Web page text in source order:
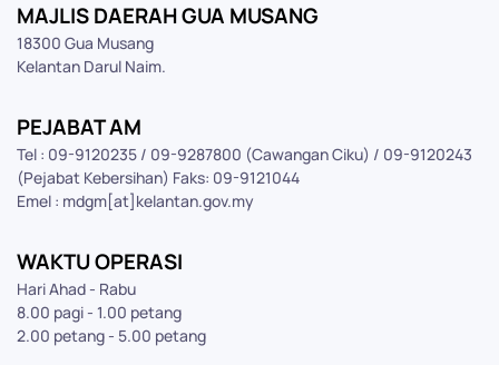
MAJLIS DAERAH GUA MUSANG
18300 Gua Musang
Kelantan Darul Naim.
PEJABAT AM
Tel : 09-9120235 / 09-9287800 (Cawangan Ciku) / 09-9120243
(Pejabat Kebersihan) Faks: 09-9121044
Emel : mdgm[at]kelantan.gov.my
WAKTU OPERASI
Hari Ahad - Rabu
8.00 pagi - 1.00 petang
2.00 petang - 5.00 petang